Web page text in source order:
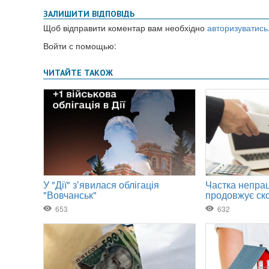
ЗАЛИШИТИ ВІДПОВІДЬ
Щоб відправити коментар вам необхідно авторизуватись
Войти с помощью: